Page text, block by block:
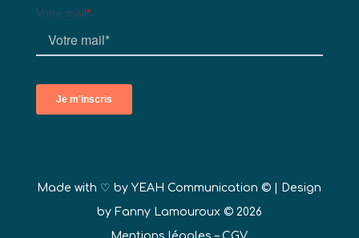
Made with ♡ byYEAH Communication © | Design
by Fanny Lamouroux © 2026